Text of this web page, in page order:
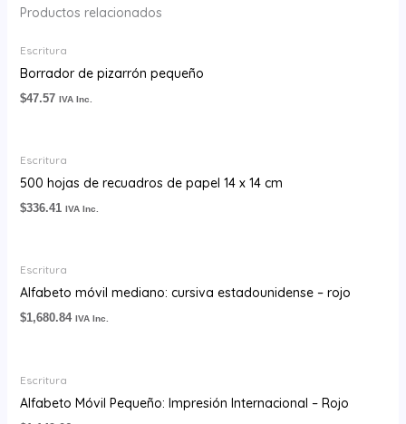
Productos relacionados
Escritura
Borrador de pizarrón pequeño
$47.57 IVA Inc.
Escritura
500 hojas de recuadros de papel 14 x 14 cm
$336.41 IVA Inc.
Escritura
Alfabeto móvil mediano: cursiva estadounidense – rojo
$1,680.84 IVA Inc.
Escritura
Alfabeto Móvil Pequeño: Impresión Internacional – Rojo